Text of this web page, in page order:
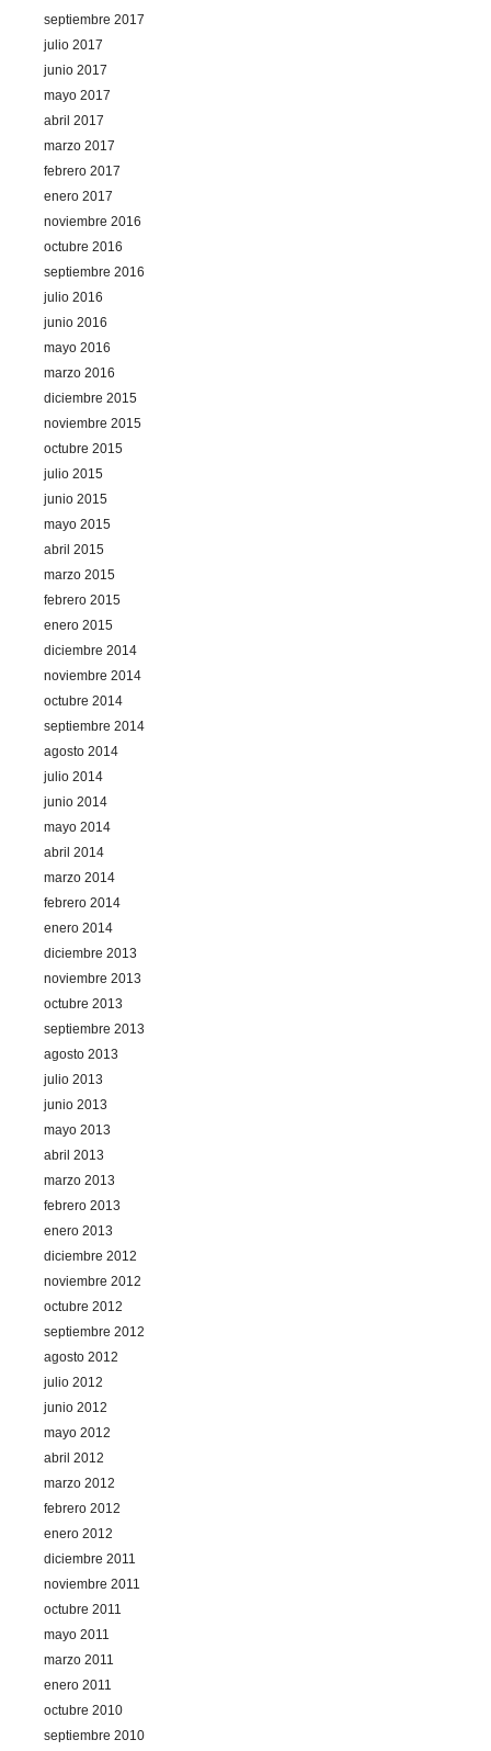
septiembre 2017
julio 2017
junio 2017
mayo 2017
abril 2017
marzo 2017
febrero 2017
enero 2017
noviembre 2016
octubre 2016
septiembre 2016
julio 2016
junio 2016
mayo 2016
marzo 2016
diciembre 2015
noviembre 2015
octubre 2015
julio 2015
junio 2015
mayo 2015
abril 2015
marzo 2015
febrero 2015
enero 2015
diciembre 2014
noviembre 2014
octubre 2014
septiembre 2014
agosto 2014
julio 2014
junio 2014
mayo 2014
abril 2014
marzo 2014
febrero 2014
enero 2014
diciembre 2013
noviembre 2013
octubre 2013
septiembre 2013
agosto 2013
julio 2013
junio 2013
mayo 2013
abril 2013
marzo 2013
febrero 2013
enero 2013
diciembre 2012
noviembre 2012
octubre 2012
septiembre 2012
agosto 2012
julio 2012
junio 2012
mayo 2012
abril 2012
marzo 2012
febrero 2012
enero 2012
diciembre 2011
noviembre 2011
octubre 2011
mayo 2011
marzo 2011
enero 2011
octubre 2010
septiembre 2010